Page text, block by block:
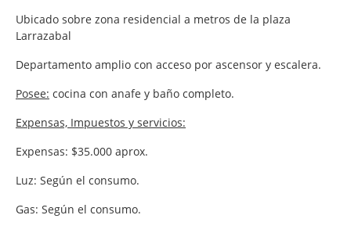
Ubicado sobre zona residencial a metros de la plaza
Larrazabal
Departamento amplio con acceso por ascensor y escalera.
Posee: cocina con anafe y baño completo.
Expensas, Impuestos y servicios:
Expensas: $35.000 aprox.
Luz: Según el consumo.
Gas: Según el consumo.